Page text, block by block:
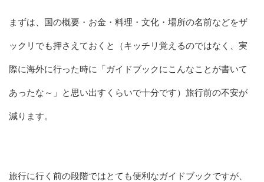
まずは、国の概要・お金・料理・文化・場所の名前などをザ
ックリでも押さえておくと（キッチリ覚えるのではなく、実
際に海外に行った時に「ガイドブックにこんなことが書いて
あったな～」と思い出すくらいで十分です）旅行前の不安が
減ります。
旅行に行く前の段階ではとても便利なガイドブックですが、